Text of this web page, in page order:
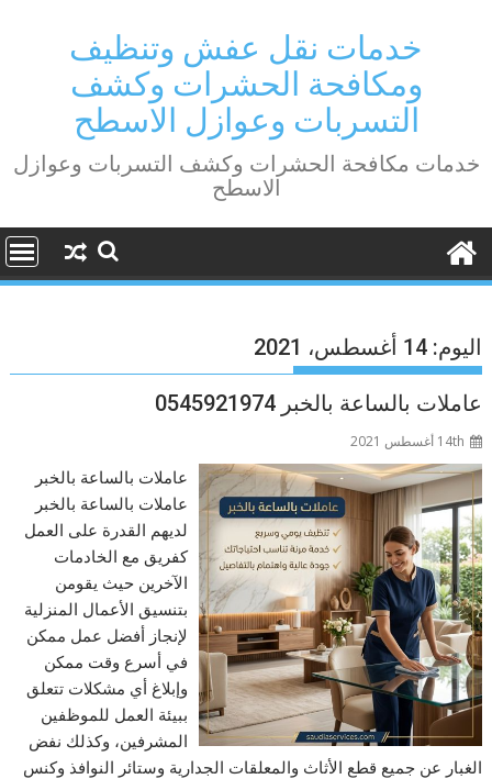
خدمات نقل عفش وتنظيف
ومكافحة الحشرات وكشف
التسربات وعوازل الاسطح
خدمات مكافحة الحشرات وكشف التسربات وعوازل
الاسطح
اليوم:14 أغسطس، 2021
عاملات بالساعة بالخبر 0545921974
14th أغسطس 2021
عاملات بالساعة بالخبر
عاملات بالساعة بالخبر
لديهم القدرة على العمل
كفريق مع الخادمات
الآخرين حيث يقومن
بتنسيق الأعمال المنزلية
لإنجاز أفضل عمل ممكن
في أسرع وقت ممكن
وإبلاغ أي مشكلات تتعلق
ببيئة العمل للموظفين
المشرفين، وكذلك نفض
الغبار عن جميع قطع الأثاث والمعلقات الجدارية وستائر النوافذ وكنس